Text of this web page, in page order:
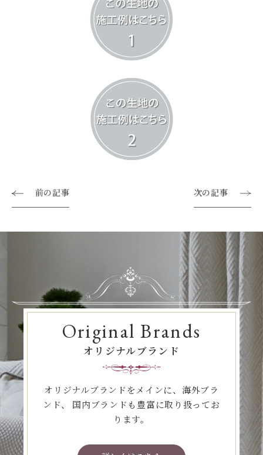
前の記事 次の記事
Original Brands
オリジナルブランド
オリジナルブランドをメインに、海外ブラ
ンド、
国内ブランドも豊富に取り扱ってお
ります。